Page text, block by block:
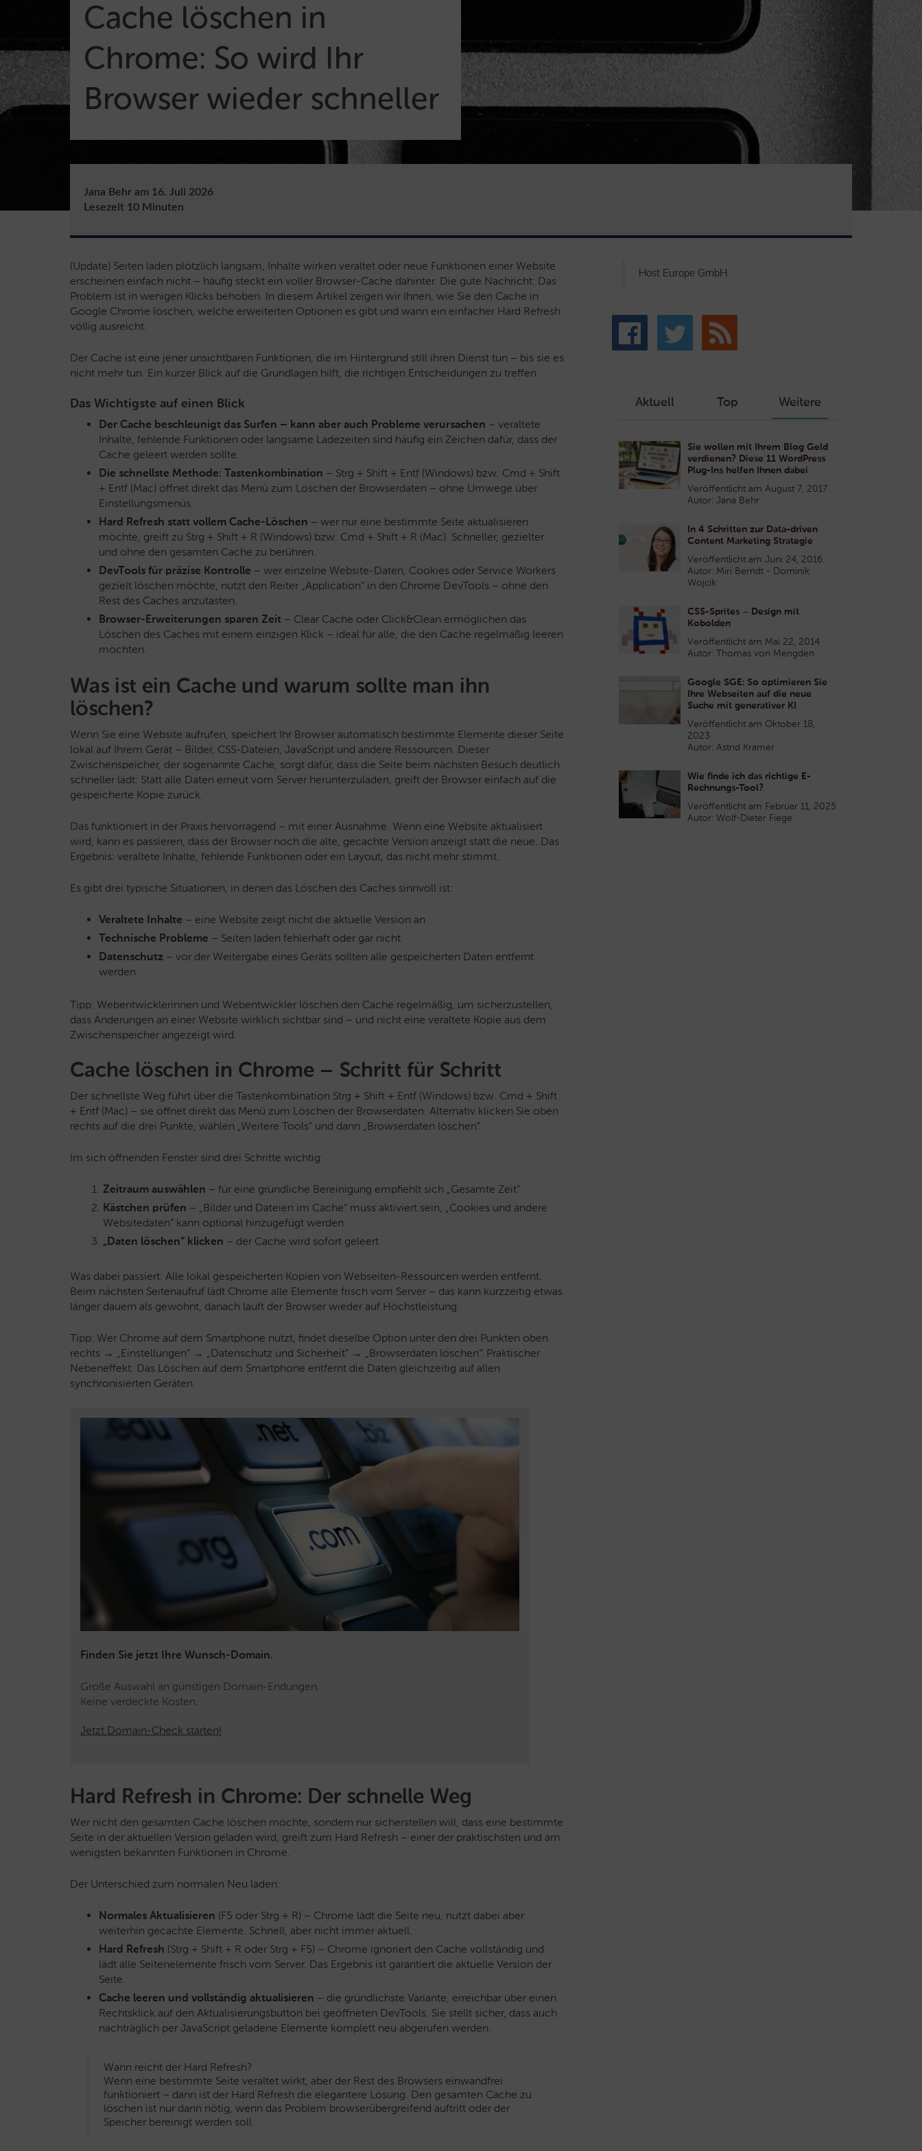
Cache löschen in
Chrome: So wird Ihr
Browser wieder schneller
Jana Behr am 16. Juli 2026
Lesezeit 10 Minuten
(Update) Seiten laden plötzlich langsam, Inhalte wirken veraltet oder neue Funktionen einer Website
erscheinen einfach nicht – häufig steckt ein voller Browser-Cache dahinter. Die gute Nachricht: Das
Problem ist in wenigen Klicks behoben. In diesem Artikel zeigen wir Ihnen, wie Sie den Cache in
Google Chrome löschen, welche erweiterten Optionen es gibt und wann ein einfacher Hard Refresh
völlig ausreicht.
Der Cache ist eine jener unsichtbaren Funktionen, die im Hintergrund still ihren Dienst tun – bis sie es
nicht mehr tun. Ein kurzer Blick auf die Grundlagen hilft, die richtigen Entscheidungen zu treffen.
Das Wichtigste auf einen Blick
Der Cache beschleunigt das Surfen – kann aber auch Probleme verursachen – veraltete
Inhalte, fehlende Funktionen oder langsame Ladezeiten sind häufig ein Zeichen dafür, dass der
Cache geleert werden sollte.
Die schnellste Methode: Tastenkombination – Strg + Shift + Entf (Windows) bzw. Cmd + Shift
+ Entf (Mac) öffnet direkt das Menü zum Löschen der Browserdaten – ohne Umwege über
Einstellungsmenüs.
Hard Refresh statt vollem Cache-Löschen – wer nur eine bestimmte Seite aktualisieren
möchte, greift zu Strg + Shift + R (Windows) bzw. Cmd + Shift + R (Mac). Schneller, gezielter
und ohne den gesamten Cache zu berühren.
DevTools für präzise Kontrolle – wer einzelne Website-Daten, Cookies oder Service Workers
gezielt löschen möchte, nutzt den Reiter „Application“ in den Chrome DevTools – ohne den
Rest des Caches anzutasten.
Browser-Erweiterungen sparen Zeit – Clear Cache oder Click&Clean ermöglichen das
Löschen des Caches mit einem einzigen Klick – ideal für alle, die den Cache regelmäßig leeren
möchten.
Was ist ein Cache und warum sollte man ihn
löschen?
Wenn Sie eine Website aufrufen, speichert Ihr Browser automatisch bestimmte Elemente dieser Seite
lokal auf Ihrem Gerät – Bilder, CSS-Dateien, JavaScript und andere Ressourcen. Dieser
Zwischenspeicher, der sogenannte Cache, sorgt dafür, dass die Seite beim nächsten Besuch deutlich
schneller lädt: Statt alle Daten erneut vom Server herunterzuladen, greift der Browser einfach auf die
gespeicherte Kopie zurück.
Das funktioniert in der Praxis hervorragend – mit einer Ausnahme. Wenn eine Website aktualisiert
wird, kann es passieren, dass der Browser noch die alte, gecachte Version anzeigt statt die neue. Das
Ergebnis: veraltete Inhalte, fehlende Funktionen oder ein Layout, das nicht mehr stimmt.
Es gibt drei typische Situationen, in denen das Löschen des Caches sinnvoll ist:
Veraltete Inhalte – eine Website zeigt nicht die aktuelle Version an
Technische Probleme – Seiten laden fehlerhaft oder gar nicht
Datenschutz – vor der Weitergabe eines Geräts sollten alle gespeicherten Daten entfernt
werden
Tipp: Webentwicklerinnen und Webentwickler löschen den Cache regelmäßig, um sicherzustellen,
dass Änderungen an einer Website wirklich sichtbar sind – und nicht eine veraltete Kopie aus dem
Zwischenspeicher angezeigt wird.
Cache löschen in Chrome – Schritt für Schritt
Der schnellste Weg führt über die Tastenkombination Strg + Shift + Entf (Windows) bzw. Cmd + Shift
+ Entf (Mac) – sie öffnet direkt das Menü zum Löschen der Browserdaten. Alternativ klicken Sie oben
rechts auf die drei Punkte, wählen „Weitere Tools“ und dann „Browserdaten löschen“.
Im sich öffnenden Fenster sind drei Schritte wichtig:
Zeitraum auswählen – für eine gründliche Bereinigung empfiehlt sich „Gesamte Zeit“
Kästchen prüfen – „Bilder und Dateien im Cache“ muss aktiviert sein; „Cookies und andere
Websitedaten“ kann optional hinzugefügt werden
„Daten löschen“ klicken – der Cache wird sofort geleert
Was dabei passiert: Alle lokal gespeicherten Kopien von Webseiten-Ressourcen werden entfernt.
Beim nächsten Seitenaufruf lädt Chrome alle Elemente frisch vom Server – das kann kurzzeitig etwas
länger dauern als gewohnt, danach läuft der Browser wieder auf Höchstleistung.
Tipp: Wer Chrome auf dem Smartphone nutzt, findet dieselbe Option unter den drei Punkten oben
rechts → „Einstellungen“ → „Datenschutz und Sicherheit“ → „Browserdaten löschen“. Praktischer
Nebeneffekt: Das Löschen auf dem Smartphone entfernt die Daten gleichzeitig auf allen
synchronisierten Geräten.
Finden Sie jetzt Ihre Wunsch-Domain.
Große Auswahl an günstigen Domain-Endungen.
Keine verdeckte Kosten.
Jetzt Domain-Check starten!
Hard Refresh in Chrome: Der schnelle Weg
Wer nicht den gesamten Cache löschen möchte, sondern nur sicherstellen will, dass eine bestimmte
Seite in der aktuellen Version geladen wird, greift zum Hard Refresh – einer der praktischsten und am
wenigsten bekannten Funktionen in Chrome.
Der Unterschied zum normalen Neu laden:
Normales Aktualisieren (F5 oder Strg + R) – Chrome lädt die Seite neu, nutzt dabei aber
weiterhin gecachte Elemente. Schnell, aber nicht immer aktuell.
Hard Refresh (Strg + Shift + R oder Strg + F5) – Chrome ignoriert den Cache vollständig und
lädt alle Seitenelemente frisch vom Server. Das Ergebnis ist garantiert die aktuelle Version der
Seite.
Cache leeren und vollständig aktualisieren – die gründlichste Variante, erreichbar über einen
Rechtsklick auf den Aktualisierungsbutton bei geöffneten DevTools. Sie stellt sicher, dass auch
nachträglich per JavaScript geladene Elemente komplett neu abgerufen werden.
Wann reicht der Hard Refresh?
Wenn eine bestimmte Seite veraltet wirkt, aber der Rest des Browsers einwandfrei
funktioniert – dann ist der Hard Refresh die elegantere Lösung. Den gesamten Cache zu
löschen ist nur dann nötig, wenn das Problem browserübergreifend auftritt oder der
Speicher bereinigt werden soll.
Host Europe GmbH
Aktuell Top Weitere
Sie wollen mit Ihrem Blog Geld
verdienen? Diese 11 WordPress
Plug-Ins helfen Ihnen dabei
Veröffentlicht am August 7, 2017
Autor: Jana Behr
In 4 Schritten zur Data-driven
Content Marketing Strategie
Veröffentlicht am Juni 24, 2016
Autor: Miri Berndt - Dominik
Wojcik
CSS-Sprites – Design mit
Kobolden
Veröffentlicht am Mai 22, 2014
Autor: Thomas von Mengden
Google SGE: So optimieren Sie
Ihre Webseiten auf die neue
Suche mit generativer KI
Veröffentlicht am Oktober 18,
2023
Autor: Astrid Kramer
Wie finde ich das richtige E-
Rechnungs-Tool?
Veröffentlicht am Februar 11, 2025
Autor: Wolf-Dieter Fiege